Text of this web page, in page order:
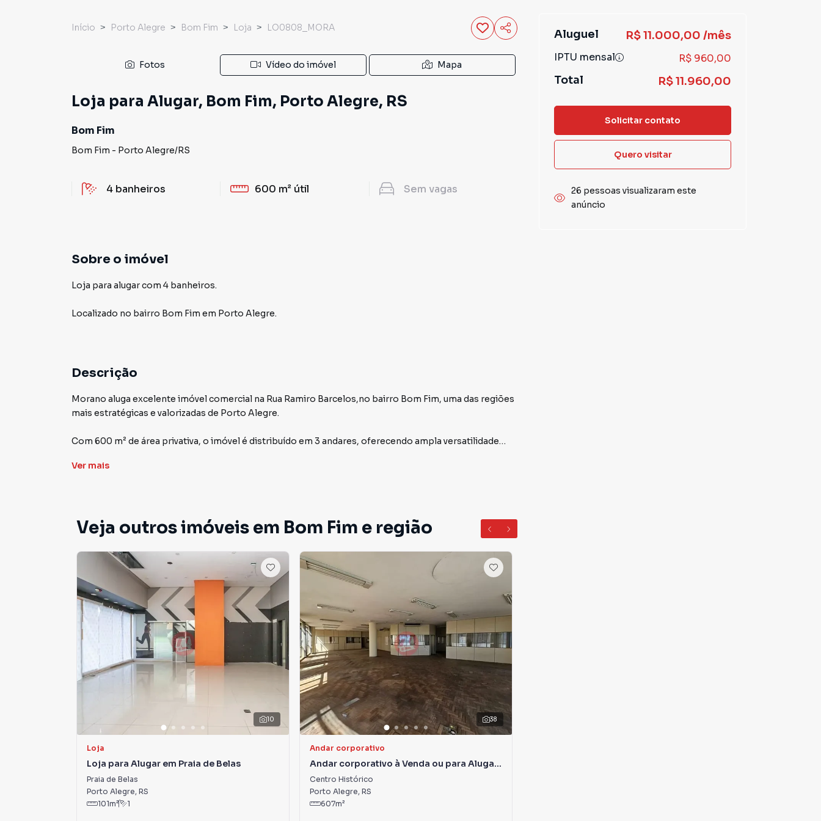
Início Porto Alegre Bom Fim Loja LO0808_MORA
Fotos Vídeo do imóvel Mapa
Loja para Alugar, Bom Fim, Porto Alegre, RS
Bom Fim
Bom Fim - Porto Alegre/RS
4 banheiros 600 m² útil Sem vagas
Sobre o imóvel
Loja para alugar com 4 banheiros.
Localizado no bairro Bom Fim em Porto Alegre.
Descrição
Morano aluga excelente imóvel comercial na Rua Ramiro Barcelos,no bairro Bom Fim, uma das regiões
mais estratégicas e valorizadas de Porto Alegre.
Com 600 m² de área privativa, o imóvel é distribuído em 3 andares, oferecendo ampla versatilidade
4 banheiros e piso laminado, proporcionando conforto e funcionalidade aos ambientes.
Condições de negociação facilitadas, ideais para a implantação do seu negócio.
Agende sua visita com a Morano Imobiliária
Ver mais
Veja outros imóveis em Bom Fim e região
10
Loja
Loja para Alugar em Praia de Belas
Praia de Belas
Porto Alegre, RS
101m² 1
38
Andar corporativo
Andar corporativo à Venda ou para Alugar
em Centro Histórico
Centro Histórico
Porto Alegre, RS
607m²
Aluguel R$ 11.000,00 /mês
IPTU mensal R$ 960,00
Total R$ 11.960,00
Solicitar contato
Quero visitar
26 pessoas visualizaram este
anúncio